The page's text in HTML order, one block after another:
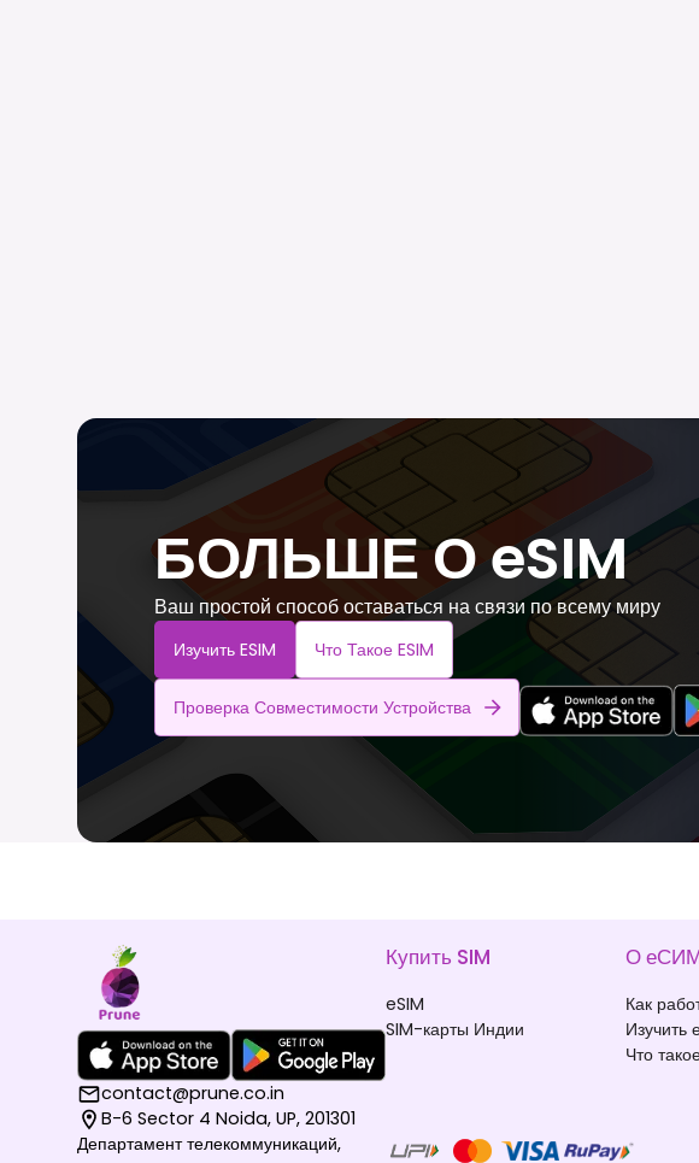
БОЛЬШЕ О eSIM
Ваш простой способ оставаться на связи по всему миру
Изучить ESIM Что Такое ESIM
Проверка Совместимости Устройства
contact@prune.co.in
B-6 Sector 4 Noida, UP, 201301
Департамент телекоммуникаций,
Купить SIM
eSIM
SIM-карты Индии
О
Как
Что